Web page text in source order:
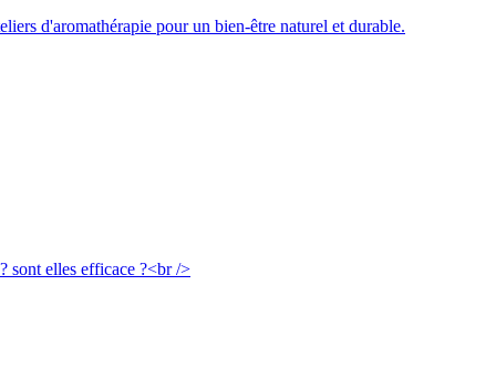
d'aromathérapie pour un bien-être naturel et durable.
sont elles efficace ?<br />